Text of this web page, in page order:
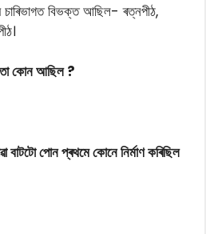
চাৰিভাগত বিভক্ত আছিল- ৰত্নপীঠ,
কোন আছিল ?
বাটটো পোন প্ৰথমে কোনে নিৰ্মাণ কৰিছিল